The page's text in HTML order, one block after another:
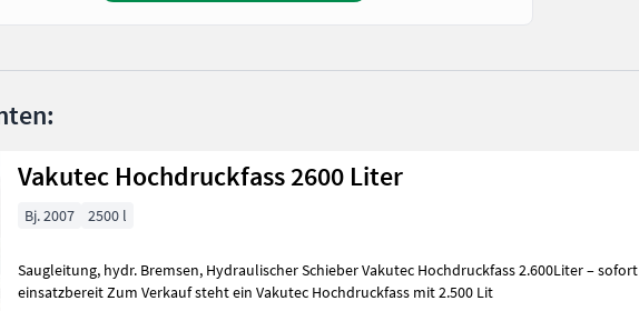
Vakutec Hochdruckfass 2600 Liter
Bj. 2007 2500 l
Saugleitung, hydr. Bremsen, Hydraulischer Schieber Vakutec Hochdruckfass 2.600Liter – sofort
einsatzbereit Zum Verkauf steht ein Vakutec Hochdruckfass mit 2.500 Lit